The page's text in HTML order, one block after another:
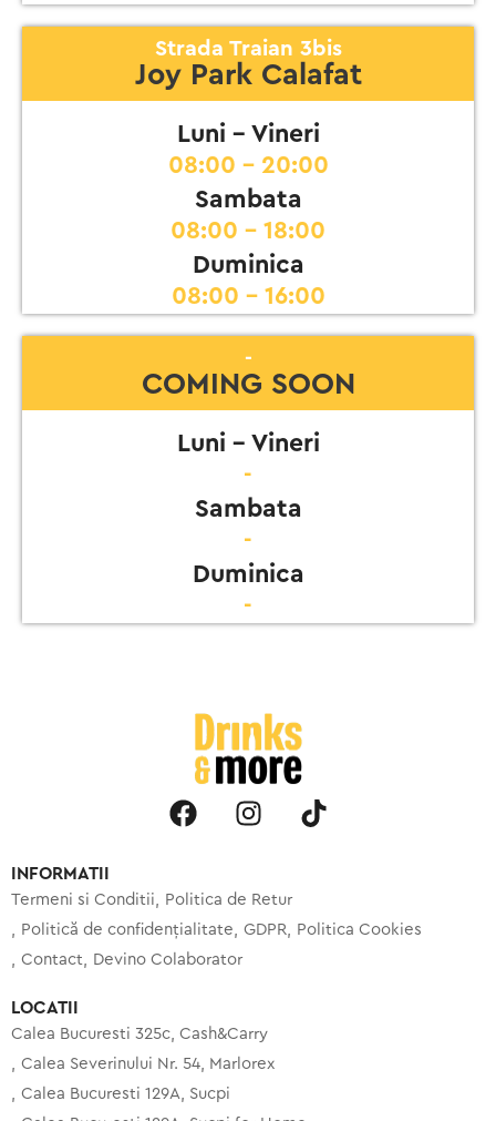
Strada Traian 3bis
Joy Park Calafat
Luni - Vineri
08:00 - 20:00
Sambata
08:00 - 18:00
Duminica
08:00 - 16:00
-
COMING SOON
Luni - Vineri
-
Sambata
-
Duminica
-
INFORMATII
Termeni si Conditii
Politica de Retur
Politică de confidențialitate
GDPR
Politica Cookies
Contact
Devino Colaborator
LOCATII
Calea Bucuresti 325c, Cash&Carry
Calea Severinului Nr. 54, Marlorex
Calea Bucuresti 129A, Sucpi